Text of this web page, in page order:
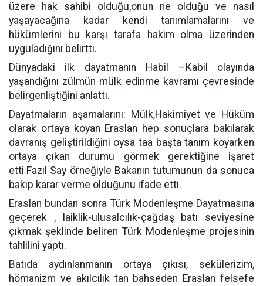
üzere hak sahibi olduğu,onun ne olduğu ve nasıl
yaşayacağına kadar kendi tanımlamalarını ve
hükümlerini bu karşı tarafa hakim olma üzerinden
uyguladığını belirtti.
Dünyadaki ilk dayatmanın Habil –Kabil olayında
yaşandığını zülmün mülk edinme kavramı çevresinde
belirgenliştiğini anlattı.
Dayatmaların aşamalarını: Mülk,Hakimiyet ve Hüküm
olarak ortaya koyan Eraslan hep sonuçlara bakılarak
davranış geliştirildiğini oysa taa başta tanım koyarken
ortaya çıkan durumu görmek gerektiğine işaret
etti.Fazıl Say örneğiyle Bakanın tutumunun da sonuca
bakıp karar verme olduğunu ifade etti.
Eraslan bundan sonra Türk Modenleşme Dayatmasına
geçerek , laiklik-ulusalcılık-çağdaş batı seviyesine
çıkmak şeklinde beliren Türk Modenleşme projesinin
tahlilini yaptı.
Batıda aydınlanmanın ortaya çıkısı, sekülerizim,
hömanizm ve akılcılık tan bahseden Eraslan felsefe